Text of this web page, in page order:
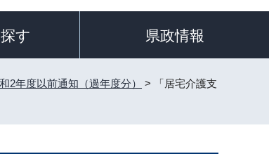
す 県政情報
2年度以前通知（過年度分）
> 「居宅介護支